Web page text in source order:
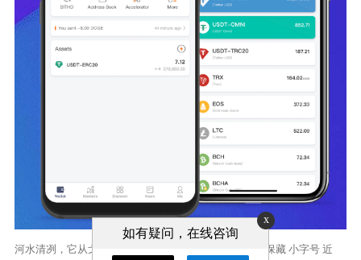
河水清冽，它从戈壁那头卷过来， 订阅 已订阅 已保藏 保藏 小字号 近
x
如有疑问，在线咨询